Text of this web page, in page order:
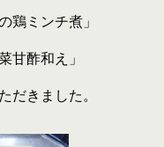
鶏ミンチ煮」
甘酢和え」
だきました。